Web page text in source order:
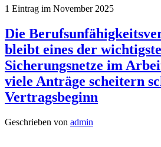
1 Eintrag im November 2025
Die
bleibt eines der
Sicherungsnetze im
viele Anträge scheitern
Vertragsbeginn
Geschrieben von admin